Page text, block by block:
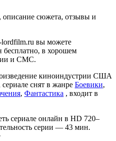
описание сюжета, отзывы и
lordfilm.ru вы можете
бесплатно, в хорошем
и СМС.
киноиндустрии США
сериале снят в жанре Боевики,
, Фантастика , входит в
сериале онлайн в HD 720–
серии — 43 мин.